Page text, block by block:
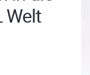
Welt